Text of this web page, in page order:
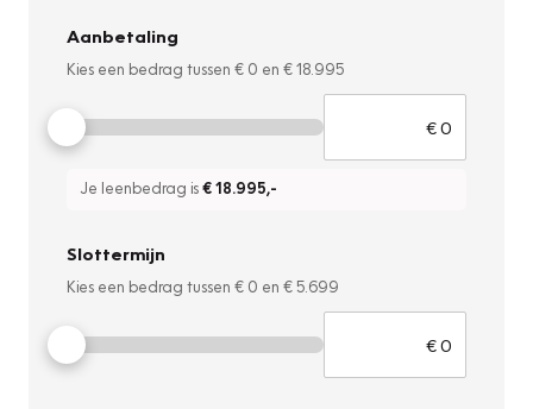
Aanbetaling
Kies een bedrag tussen € 0 en € 18.995
Je leenbedrag is€ 18.995,-
Slottermijn
Kies een bedrag tussen € 0 en € 5.699